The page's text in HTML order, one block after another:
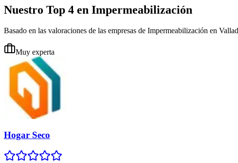
Nuestro Top 4 en Impermeabilización
Basado en las valoraciones de las empresas de Impermeabilización en
Muy experta
Hogar Seco